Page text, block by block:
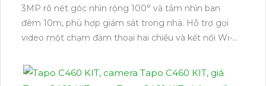
3MP rõ nét góc nhìn rộng 100° và tầm nhìn ban
đêm 10m, phù hợp giám sát trong nhà. Hỗ trợ gọi
video một chạm đàm thoại hai chiều và kết nối Wi-Fi
microSD tối đa 256GB hoặc lưu đám mây dễ lắp đặt